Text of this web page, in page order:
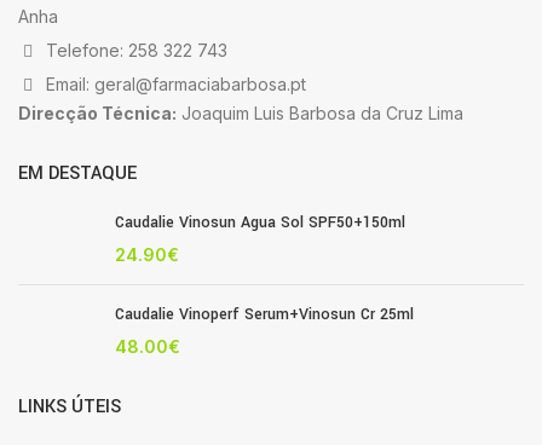
Anha
Telefone: 258 322 743
Email: geral@farmaciabarbosa.pt
Direcção Técnica: Joaquim Luis Barbosa da Cruz Lima
EM DESTAQUE
Caudalie Vinosun Agua Sol SPF50+150ml
24.90€
Caudalie Vinoperf Serum+Vinosun Cr 25ml
48.00€
LINKS ÚTEIS